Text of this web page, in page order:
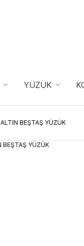
YÜZÜK
ALTIN BEŞTAŞ YÜZÜK